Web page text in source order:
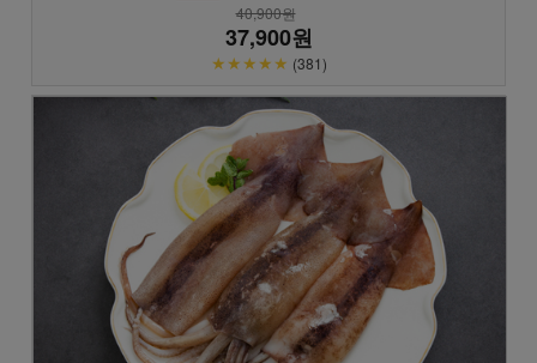
40,900원
37,900원
★★★★★ (381)